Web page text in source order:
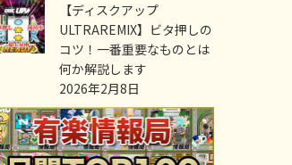
【ディスクアップ
ULTRAREMIX】ビタ押しの
コツ！一番重要なものとは
何か解説します
2026年2月8日